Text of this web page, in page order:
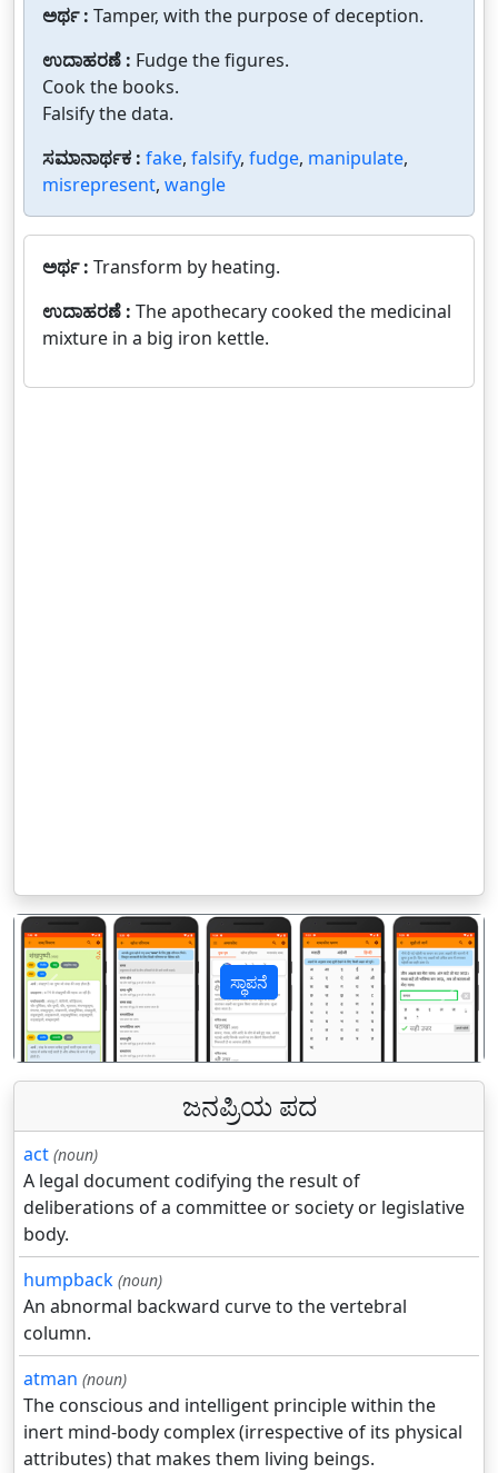
ಅರ್ಥ : Tamper, with the purpose of deception.
ಉದಾಹರಣೆ : Fudge the figures.
Cook the books.
Falsify the data.
ಸಮಾನಾರ್ಥಕ : fake, falsify, fudge, manipulate,
misrepresent, wangle
ಅರ್ಥ : Transform by heating.
ಉದಾಹರಣೆ : The apothecary cooked the medicinal
mixture in a big iron kettle.
ಸ್ಥಾಪನೆ
पिछला
ಜನಪ್ರಿಯ ಪದ
act (noun)
A legal document codifying the result of
deliberations of a committee or society or legislative
body.
humpback (noun)
An abnormal backward curve to the vertebral
column.
atman (noun)
The conscious and intelligent principle within the
inert mind-body complex (irrespective of its physical
attributes) that makes them living beings.